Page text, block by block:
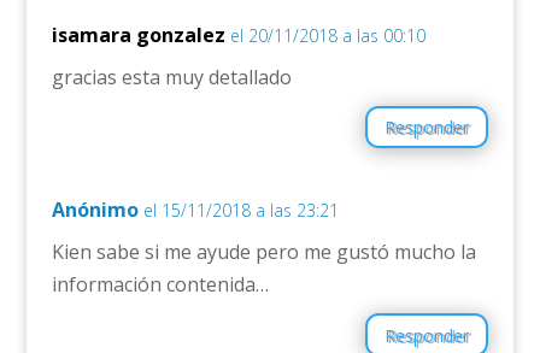
isamara gonzalez el 20/11/2018 a las 00:10
gracias esta muy detallado
Responder
Anónimo el 15/11/2018 a las 23:21
Kien sabe si me ayude pero me gustó mucho la
información contenida…
Responder